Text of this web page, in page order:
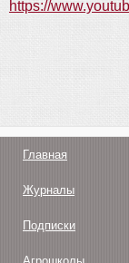
https://
Главная
Журналы
Подписки